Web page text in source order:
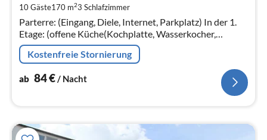
10 Gäste170 m23 Schlafzimmer
Parterre: (Eingang, Diele, Internet, Parkplatz) In der 1.
Etage: (offene Küche(Kochplatte, Wasserkocher,
Dunstabzugshaube, Kaffeemaschine, Kombi-
Mikrowelle, Spülmaschine, Kühlschr...
Kostenfreie Stornierung
ab 84€ / Nacht